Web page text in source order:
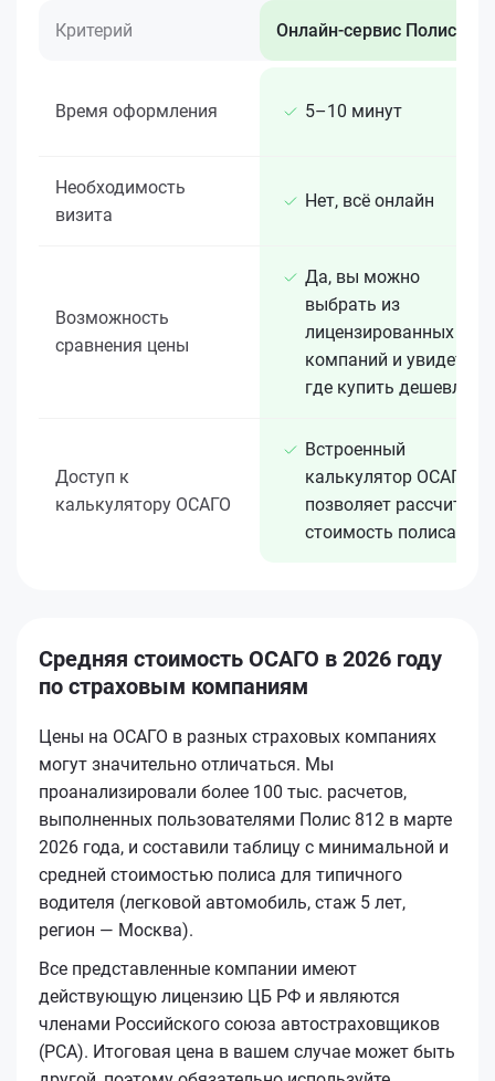
Критерий Онлайн-сервис Полис 812
Время оформления 5–10 минут
Необходимость
визита
Нет, всё онлайн
Возможность
сравнения цены
Да, вы можно
выбрать из
лицензированных 15+
компаний и увидеть,
где купить дешевле
Доступ к
калькулятору ОСАГО
Встроенный
калькулятор ОСАГО
позволяет рассчитать
стоимость полиса
Средняя стоимость ОСАГО в 2026 году
по страховым компаниям
Цены на ОСАГО в разных страховых компаниях
могут значительно отличаться. Мы
проанализировали более 100 тыс. расчетов,
выполненных пользователями Полис 812 в марте
2026 года, и составили таблицу с минимальной и
средней стоимостью полиса для типичного
водителя (легковой автомобиль, стаж 5 лет,
регион — Москва).
Все представленные компании имеют
действующую лицензию ЦБ РФ и являются
членами Российского союза автостраховщиков
(РСА). Итоговая цена в вашем случае может быть